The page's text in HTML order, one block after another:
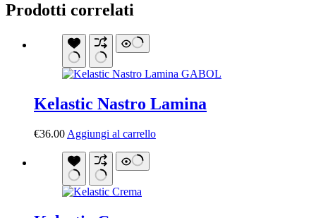
Prodotti correlati
Kelastic Nastro Lamina
€36.00 Aggiungi al carrello